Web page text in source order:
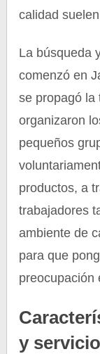
calidad
La búsqueda
comenzó en
se propagó la
organizaron
pequeños
productos, a
trabajadores
ambiente de
para que
preocupación
y